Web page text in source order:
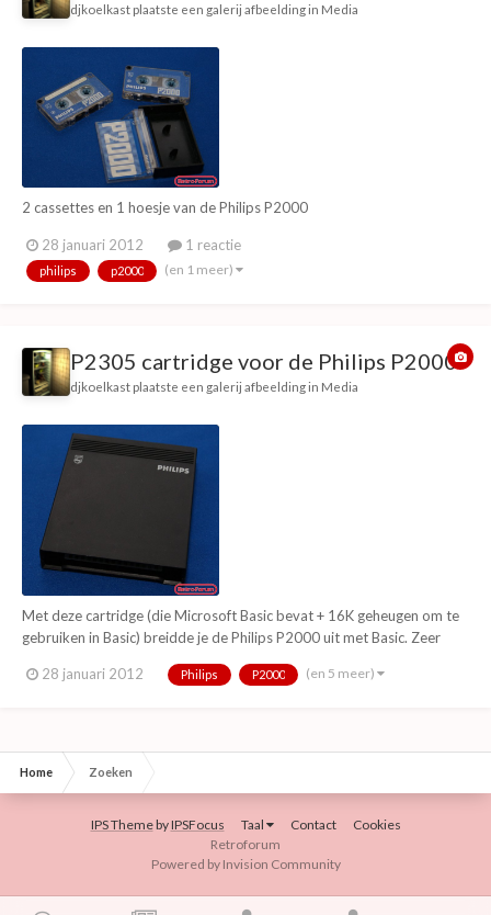
djkoelkast plaatste een galerij afbeelding in Media
2 cassettes en 1 hoesje van de Philips P2000
28 januari 2012 1 reactie
philips p2000 (en 1 meer)
P2305 cartridge voor de Philips P2000
djkoelkast plaatste een galerij afbeelding in Media
Met deze cartridge (die Microsoft Basic bevat + 16K geheugen om te
gebruiken in Basic) breidde je de Philips P2000 uit met Basic. Zeer
zonder deze module.
28 januari 2012 Philips P2000 (en 5 meer)
Home Zoeken
IPS ThemebyIPSFocus Taal Contact
Cookies
Retroforum
Powered by Invision Community